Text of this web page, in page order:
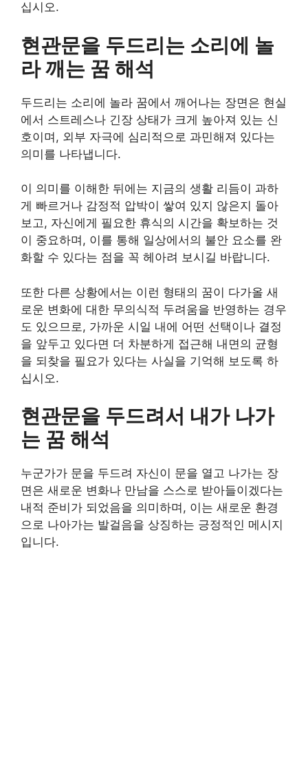
십시오.
현관문을 두드리는 소리에 놀
라 깨는 꿈 해석
두드리는 소리에 놀라 꿈에서 깨어나는 장면은 현실
에서 스트레스나 긴장 상태가 크게 높아져 있는 신
호이며, 외부 자극에 심리적으로 과민해져 있다는
의미를 나타냅니다.
이 의미를 이해한 뒤에는 지금의 생활 리듬이 과하
게 빠르거나 감정적 압박이 쌓여 있지 않은지 돌아
보고, 자신에게 필요한 휴식의 시간을 확보하는 것
이 중요하며, 이를 통해 일상에서의 불안 요소를 완
화할 수 있다는 점을 꼭 헤아려 보시길 바랍니다.
또한 다른 상황에서는 이런 형태의 꿈이 다가올 새
로운 변화에 대한 무의식적 두려움을 반영하는 경우
도 있으므로, 가까운 시일 내에 어떤 선택이나 결정
을 앞두고 있다면 더 차분하게 접근해 내면의 균형
을 되찾을 필요가 있다는 사실을 기억해 보도록 하
십시오.
현관문을 두드려서 내가 나가
는 꿈 해석
누군가가 문을 두드려 자신이 문을 열고 나가는 장
면은 새로운 변화나 만남을 스스로 받아들이겠다는
내적 준비가 되었음을 의미하며, 이는 새로운 환경
으로 나아가는 발걸음을 상징하는 긍정적인 메시지
입니다.